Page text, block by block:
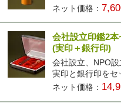
ネット価格：
会社設立印鑑2本
(実印＋銀行印)
会社設立、NPO
実印と銀行印をセ
ネット価格：